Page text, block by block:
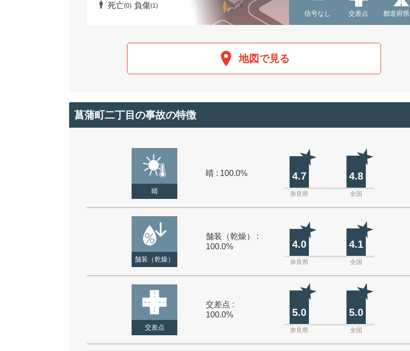
死亡(0) 負傷(1)
信号なし 交差点 都道府
地図で見る
菖蒲町二丁目の事故の特徴
晴
晴 : 100.0% 4.7 4.8
奈良県 全国
舗装（乾燥）
舗装（乾燥） :
100.0%
4.0 4.1
奈良県 全国
交差点
交差点 :
100.0%
5.0 5.0
奈良県 全国